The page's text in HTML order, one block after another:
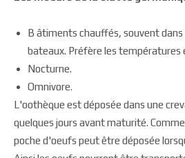
B âtiments chauffés, souvent dans
bateaux. Préfère les températures
Nocturne.
Omnivore.
L'oothèque est déposée dans une
quelques jours avant maturité.
poche d'oeufs peut être déposée